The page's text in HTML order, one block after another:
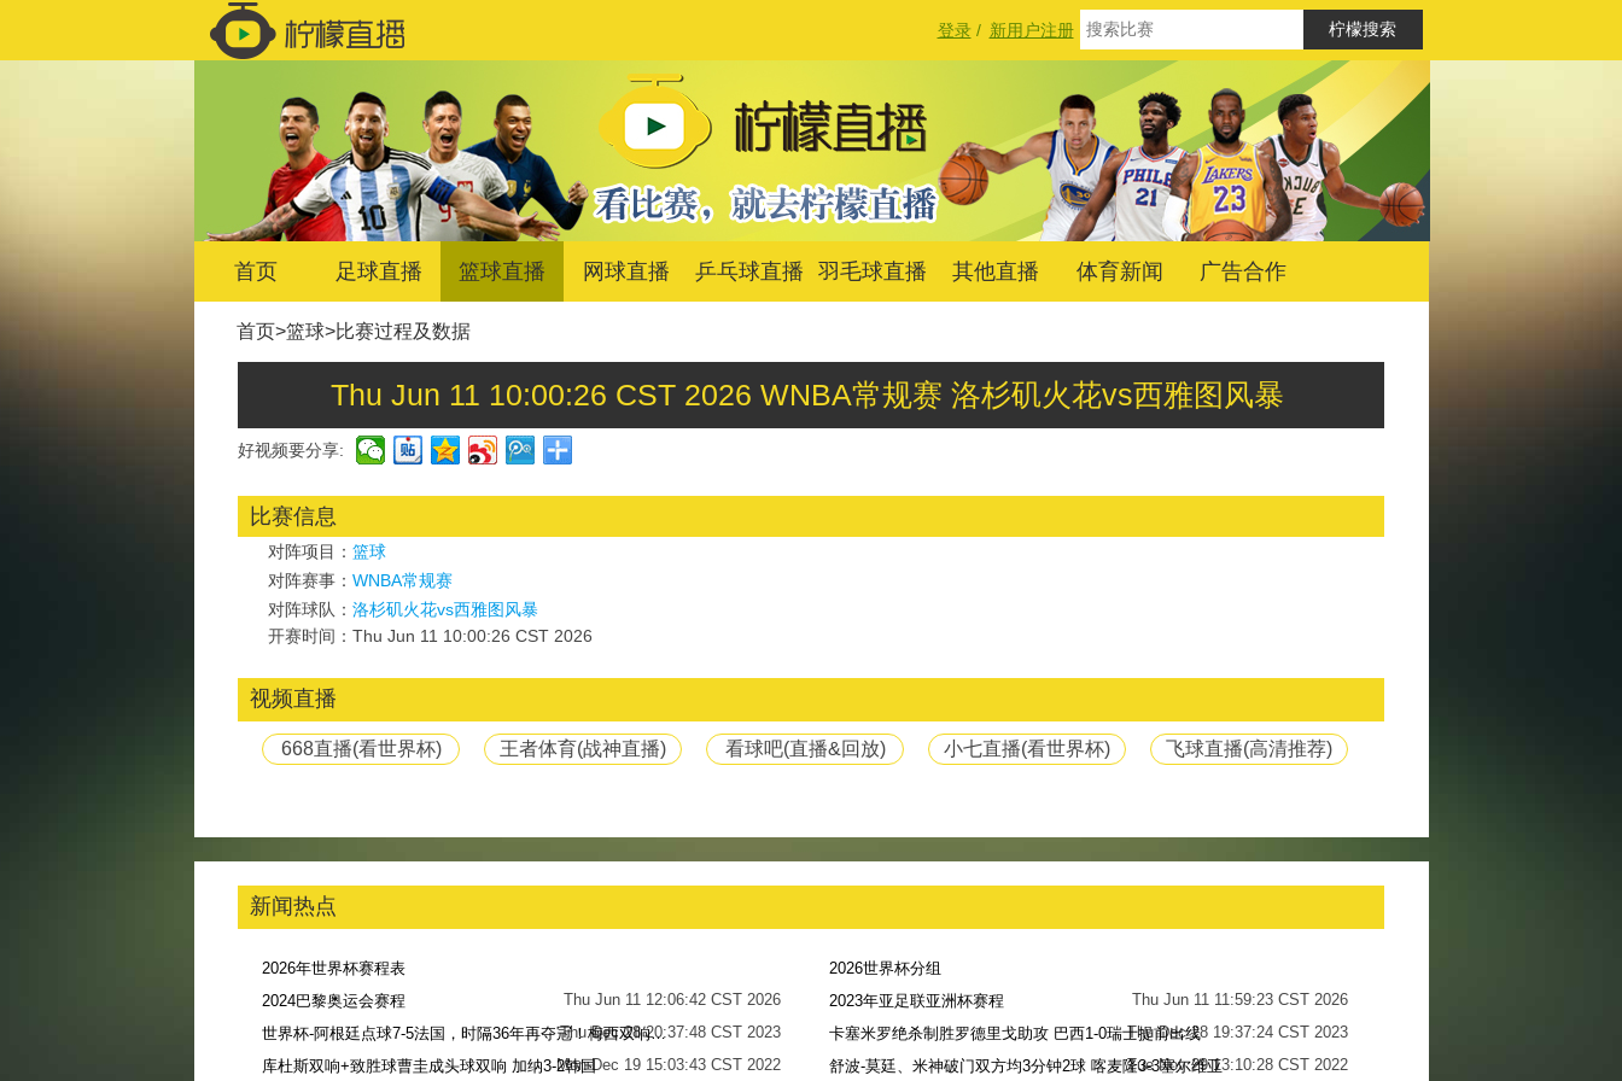
登录/ 新用户注册
首页 足球直播 篮球直播 网球直播 乒乓球直播 羽毛球直播 其他直播 体育新闻 广告合作
首页>篮球>比赛过程及数据
Thu Jun 11 10:00:26 CST 2026 WNBA常规赛 洛杉矶火花vs西雅图风暴
好视频要分享:
比赛信息
对阵项目： 篮球
对阵赛事： WNBA常规赛
对阵球队： 洛杉矶火花vs西雅图风暴
开赛时间：Thu Jun 11 10:00:26 CST 2026
视频直播
668直播(看世界杯) 王者体育(战神直播) 看球吧(直播&回放) 小七直播(看世界杯) 飞球直播(高清推荐)
新闻热点
2026年世界杯赛程表
Thu Jun 11 12:06:42 CST 2026
2026世界杯分组
Thu Jun 11 11:59:23 CST 2026
2024巴黎奥运会赛程
Thu Dec 28 20:37:48 CST 2023
2023年亚足联亚洲杯赛程
Thu Dec 28 19:37:24 CST 2023
世界杯-阿根廷点球7-5法国，时隔36年再夺冠！梅西双响姆巴佩戴帽
Mon Dec 19 15:03:43 CST 2022
卡塞米罗绝杀制胜罗德里戈助攻 巴西1-0瑞士提前出线
Tue Nov 29 13:10:28 CST 2022
库杜斯双响+致胜球曹圭成头球双响 加纳3-2韩国 舒波-莫廷、米神破门双方均3分钟2球 喀麦隆3-3塞尔维亚